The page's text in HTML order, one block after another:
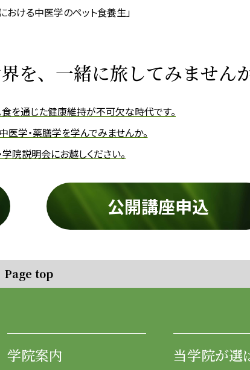
おける中医学のペット食養生」
を、 一緒に旅してみませんか
食を通じた健康維持が不可欠な時代です。
医学・薬膳学を学んでみませんか。
院説明会にお越しください。
公開講座申込
Page top
学院案内 当学院が選